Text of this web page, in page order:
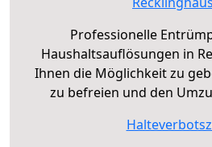
Professionelle
Haushaltsauflösungen in
Ihnen die Möglichkeit zu
zu befreien und den